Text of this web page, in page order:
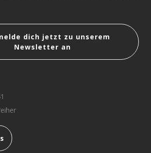
dich jetzt zu unserem
Newsletter an